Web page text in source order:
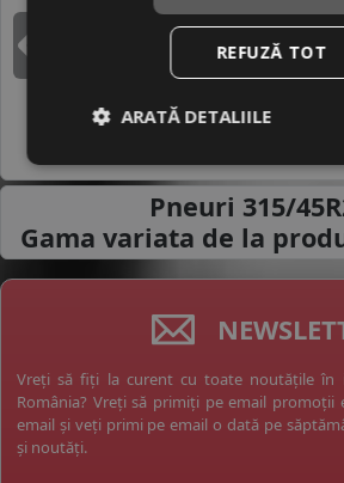
Inapoi
Pneuri 315/
Gama variata de la
Vreți să fiți la curent cu toate noutățile în
România? Vreți să primiți pe email promoții
email și veți primi pe email o dată pe
și noutăți.
REFUZĂ TOT
ARATĂ DETALIILE